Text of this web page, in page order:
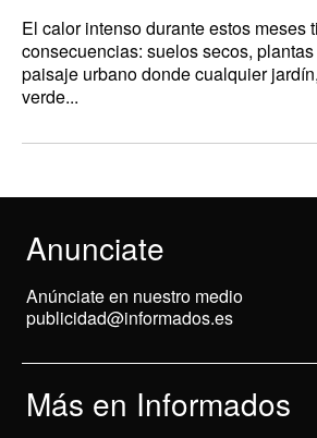
El calor intenso durante estos meses
consecuencias: suelos secos,
paisaje urbano donde cualquier
verde...
Anunciate
Anúnciate en nuestro medio
publicidad@informados.es
Más en Informados